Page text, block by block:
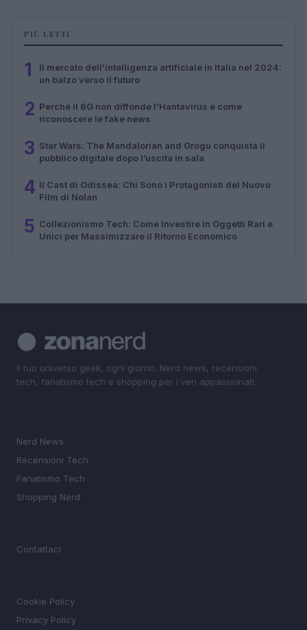
PIÙ LETTI
1
Il mercato dell’intelligenza artificiale in Italia nel 2024:
un balzo verso il futuro
2 Perché il 6G non diffonde l’Hantavirus e come
riconoscere le fake news
3 Star Wars: The Mandalorian and Grogu conquista il
pubblico digitale dopo l’uscita in sala
4 Il Cast di Odissea: Chi Sono i Protagonisti del Nuovo
Film di Nolan
5 Collezionismo Tech: Come Investire in Oggetti Rari e
Unici per Massimizzare il Ritorno Economico
Il tuo universo geek, ogni giorno. Nerd news, recensioni
tech, fanatismo tech e shopping per i veri appassionati.
Nerd News
Recensioni Tech
Fanatismo Tech
Shopping Nerd
Contattaci
Cookie Policy
Privacy Policy